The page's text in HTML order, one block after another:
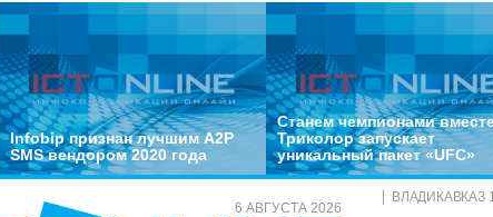
Infobip признан лучшим A2P
SMS вендором 2020 года
Станем чемпионами
Триколор запускает
уникальный пакет «UFC»
6 АВГУСТА 2026
ВЛАДИКАВКАЗ